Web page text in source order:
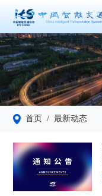
首页 / 最新动态